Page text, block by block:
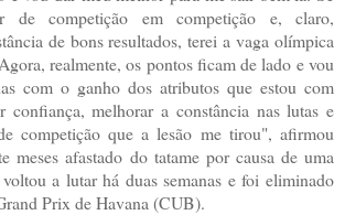
de competição em competição e, claro,
de bons resultados, terei a vaga olímpica
realmente, os pontos ficam de lado e vou
com o ganho dos atributos que estou com
confiança, melhorar a constância nas lutas e
competição que a lesão me tirou", afirmou
meses afastado do tatame por causa de uma
a lutar há duas semanas e foi eliminado
Prix de Havana (CUB).